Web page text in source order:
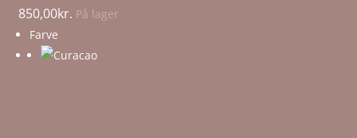
850,00kr. På lager
Farve